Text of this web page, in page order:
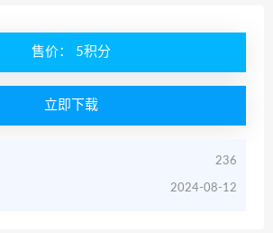
售价： 5积分
立即下载
236
2024-08-12